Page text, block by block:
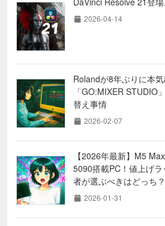
2026-04-14
Rolandが8年ぶりに本
「GO:MIXER STUDIO
替え事情
2026-02-07
【2026年最新】M5
5090搭載PC！値上げ
者が選ぶべきはどっち？
2026-01-31